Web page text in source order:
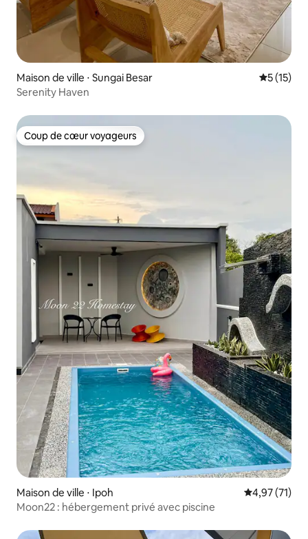
Maison de ville ⋅ Sungai Besar
5 (15)
Serenity Haven
Coup de cœur voyageurs
Coup de cœur voyageurs
Maison de ville ⋅ Ipoh Évaluation
4,97 (71)
Moon22 : hébergement privé avec piscine